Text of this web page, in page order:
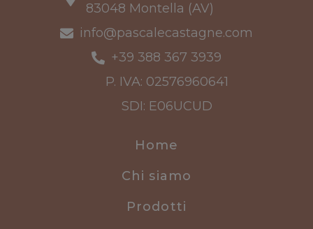
83048 Montella (AV)
info@pascalecastagne.com
+39 388 367 3939
P. IVA: 02576960641
SDI: E06UCUD
Home
Chi siamo
Prodotti